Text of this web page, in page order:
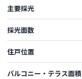
主要採光
採光面数
住戸位置
バルコニー・テラス面積